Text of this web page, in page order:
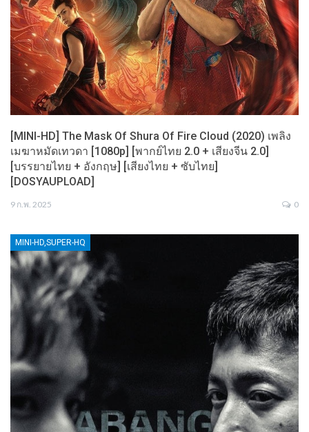
[MINI-HD] The Mask Of Shura Of Fire Cloud (2020) เพลิง
เมฆาหมัดเทวดา [1080p] [พากย์ไทย 2.0 + เสียงจีน 2.0]
[บรรยายไทย + อังกฤษ] [เสียงไทย + ซับไทย]
[DOSYAUPLOAD]
9 ก.พ. 2025 0
MINI-HD,SUPER-HQ